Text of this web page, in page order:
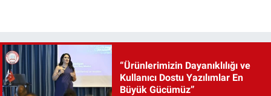
“Ürünlerimizin Dayanıklılığı ve
Kullanıcı Dostu Yazılımlar En
Büyük Gücümüz”